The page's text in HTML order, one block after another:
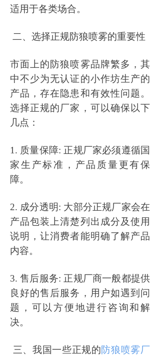
适用于各类场合。
二、选择正规防狼喷雾的重要性
市面上的防狼喷雾品牌繁多，其
中不少为无认证的小作坊生产的
产品，存在隐患和有效性问题。
选择正规的厂家，可以确保以下
几点：
1. 质量保障: 正规厂家必须遵循国
家生产标准，产品质量更有保
障。
2. 成分透明: 大部分正规厂家会在
产品包装上清楚列出成分及使用
说明，让消费者能明确了解产品
内容。
3. 售后服务: 正规厂商一般都提供
良好的售后服务，用户如遇到问
题，可以方便地进行咨询和解
决。
三、我国一些正规的防狼喷雾厂